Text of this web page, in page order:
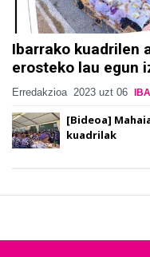
Ibarrako kuadrilen
erosteko lau egun
Erredakzioa 2023 uzt 06
[Bideoa]
kuadrilak